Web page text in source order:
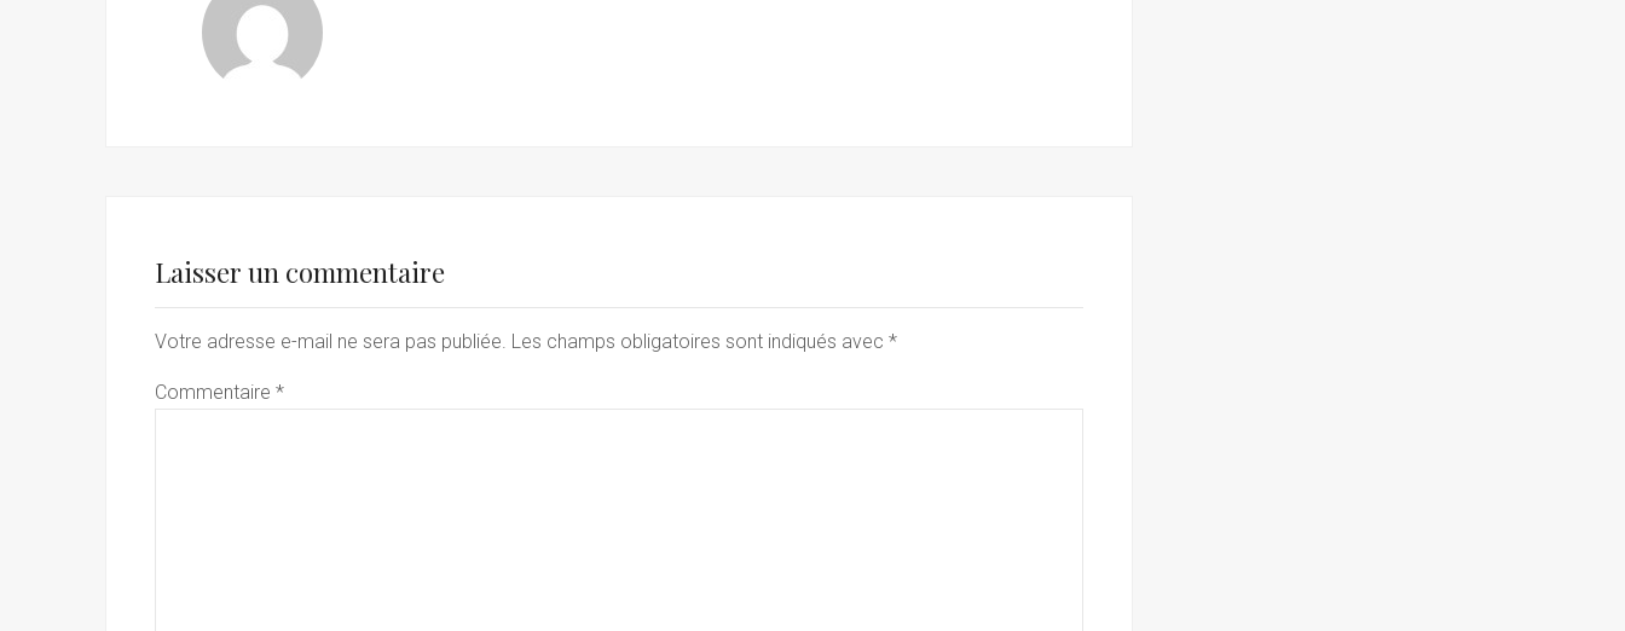
Laisser un commentaire
Votre adresse e-mail ne sera pas publiée. Les champs obligatoires sont indiqués avec *
Commentaire *